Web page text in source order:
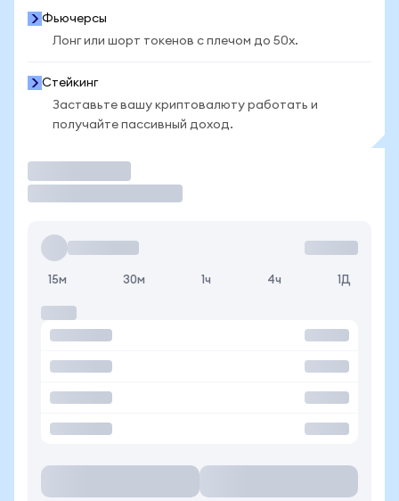
Фьючерсы
Лонг или шорт токенов с плечом до 50x.
Стейкинг
Заставьте вашу криптовалюту работать и
получайте пассивный доход.
15м 30м 1ч 4ч 1Д